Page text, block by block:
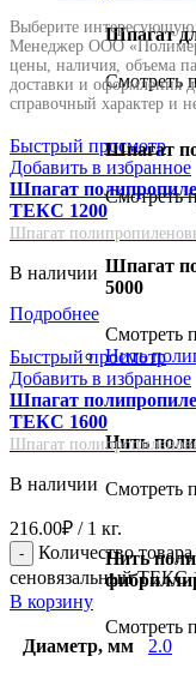
Шпагат
Смотреть
Шпагат
Смотреть
Шпагат
5000
Смотреть
Нить
Нить
Смотреть
Нить
Смотреть
Быстрый просмотр
Добавить в избранное
Шпагат
ТЕКС 1200
Шпагат
В наличии
Подробнее
Быстрый просмотр
Добавить в избранное
Шпагат
ТЕКС 1600
Шпагат
В наличии
216.00₽ / 1 кг.
Количество
сеновязальный ТЕКС
В корзину
Диаметр, мм 2.0